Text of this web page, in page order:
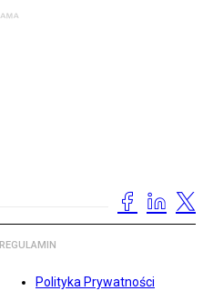
REGULAMIN
Polityka Prywatności